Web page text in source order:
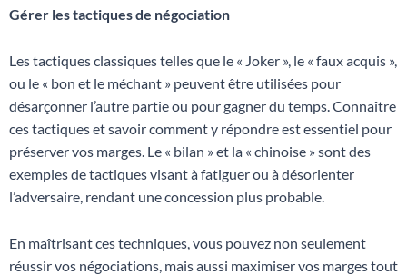
Gérer les tactiques de négociation
Les tactiques classiques telles que le « Joker », le « faux acquis »,
ou le « bon et le méchant » peuvent être utilisées pour
désarçonner l’autre partie ou pour gagner du temps. Connaître
ces tactiques et savoir comment y répondre est essentiel pour
préserver vos marges. Le « bilan » et la « chinoise » sont des
exemples de tactiques visant à fatiguer ou à désorienter
l’adversaire, rendant une concession plus probable.
En maîtrisant ces techniques, vous pouvez non seulement
réussir vos négociations, mais aussi maximiser vos marges tout